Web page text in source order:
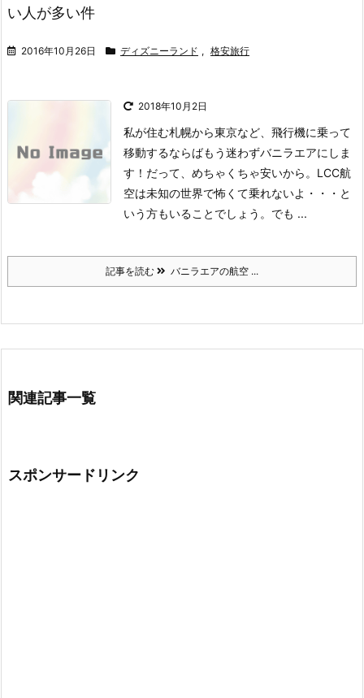
い人が多い件
2016年10月26日 ディズニーランド , 格安旅行
2018年10月2日
私が住む札幌から東京など、飛行機に乗って
移動するならばもう迷わずバニラエアにしま
す！ だって、めちゃくちゃ安いから。 LCC航
空は未知の世界で怖くて乗れないよ・・・と
いう方もいることでしょう。 でも ...
記事を読む バニラエアの航空 ...
関連記事一覧
スポンサードリンク